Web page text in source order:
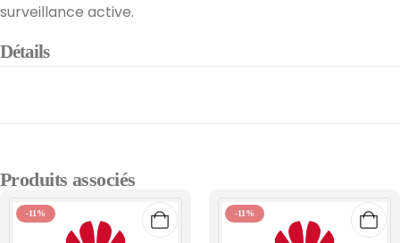
surveillance active.
Détails
Produits associés
-11% -11%